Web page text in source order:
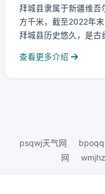
拜城县隶属于新疆维吾
方千米，截至2022年
拜城县历史悠久，是古
查看更多介绍
psqwj天气网
网